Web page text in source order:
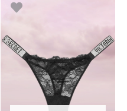
varianti.
Valikuid
saab